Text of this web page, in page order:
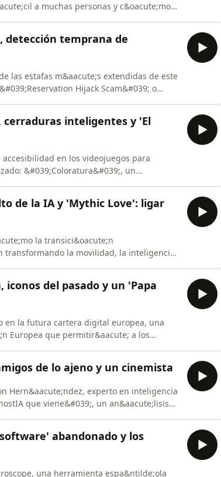
a muchas personas y c&oacute;mo
detección temprana de
las estafas m&aacute;s extendidas de este
Hijack Scam&#039; o
cerraduras inteligentes y 'El
accesibilidad en los videojuegos para
&#039;Coloratura&#039;, un
de la IA y 'Mythic Love': ligar
la transici&oacute;n
transformando la movilidad, la inteligencia
iconos del pasado y un 'Papa
en la futura cartera digital europea, una
Europea que permitir&aacute; a los
de lo ajeno y un cinemista
Hern&aacute;ndez, experto en inteligencia
que viene&#039;, un an&aacute;lisis
abandonado y los
una herramienta espa&ntilde;ola